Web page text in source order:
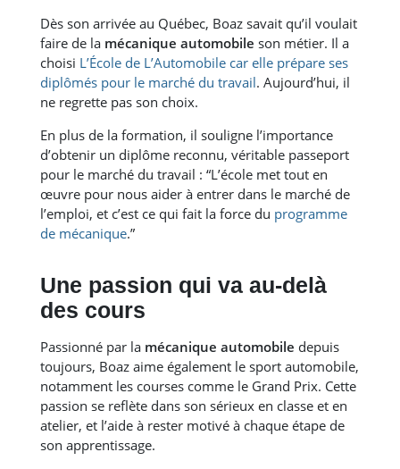
Dès son arrivée au Québec, Boaz savait qu’il voulait
faire de la mécanique automobile son métier. Il a
choisi L’École de L’Automobile car elle prépare ses
diplômés pour le marché du travail. Aujourd’hui, il
ne regrette pas son choix.
En plus de la formation, il souligne l’importance
d’obtenir un diplôme reconnu, véritable passeport
pour le marché du travail : “L’école met tout en
œuvre pour nous aider à entrer dans le marché de
l’emploi, et c’est ce qui fait la force du programme
de mécanique.”
Une passion qui va au-delà
des cours
Passionné par la mécanique automobile depuis
toujours, Boaz aime également le sport automobile,
notamment les courses comme le Grand Prix. Cette
passion se reflète dans son sérieux en classe et en
atelier, et l’aide à rester motivé à chaque étape de
son apprentissage.